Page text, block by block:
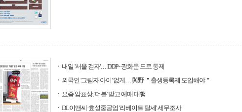
내일 '서울 걷자'… DDP~광화문 도로 통제
외국인 '그림자 아이' 없게… 與野 ＂출생등록제 도입해야＂
요즘 암표상, '더블' 받고 예매 대행
DL이앤씨·효성중공업 '리베이트 탈세' 세무조사